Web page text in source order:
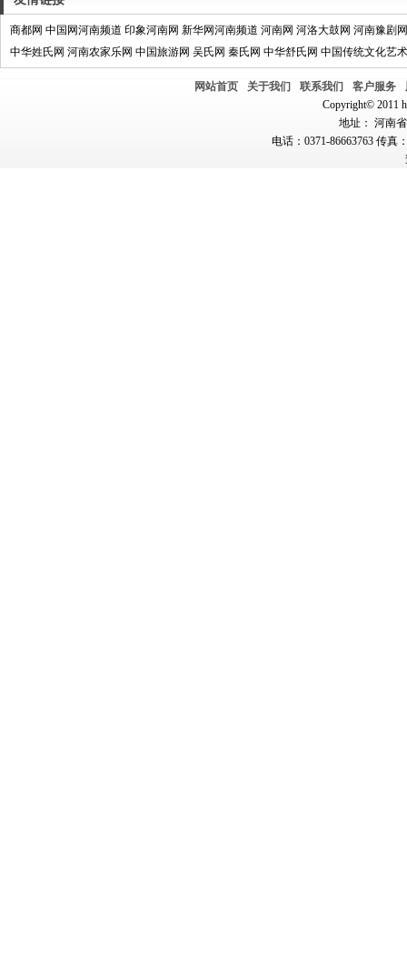
商都网 中国网河南频道 印象河南网 新华网河南频道 河南网 河洛大鼓网 河南豫剧网
中华姓氏网 河南农家乐网 中国旅游网 吴氏网 秦氏网 中华舒氏网 中国传统文化艺
网站首页 关于我们 联系我们 客户服务
Copyright© 2011
地址： 河南
电话：0371-86663763 传真